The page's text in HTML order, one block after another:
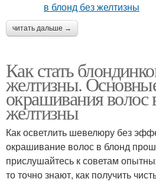
читать дальше →
Как стать
желтизны.
окрашивания волос
желтизны
Как осветлить шевелюру без
окрашивание волос в блонд
прислушайтесь к советам
то точно знают, как получить